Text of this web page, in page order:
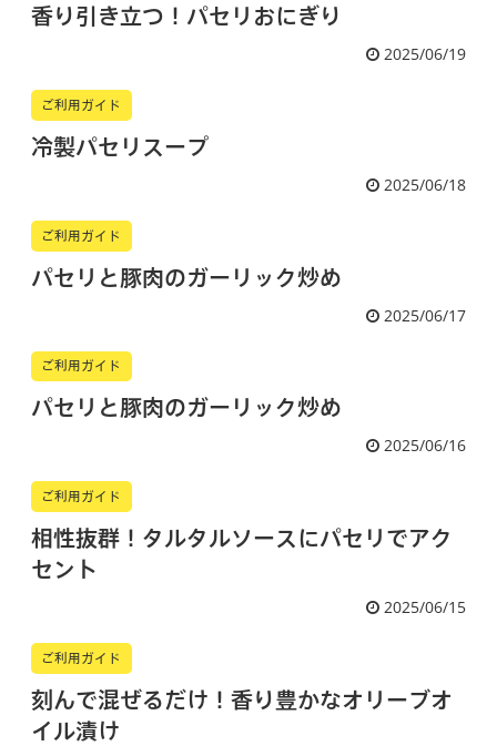
香り引き立つ！パセリおにぎり
2025/06/19
ご利用ガイド
冷製パセリスープ
2025/06/18
ご利用ガイド
パセリと豚肉のガーリック炒め
2025/06/17
ご利用ガイド
パセリと豚肉のガーリック炒め
2025/06/16
ご利用ガイド
相性抜群！タルタルソースにパセリでアク
セント
2025/06/15
ご利用ガイド
刻んで混ぜるだけ！香り豊かなオリーブオ
イル漬け